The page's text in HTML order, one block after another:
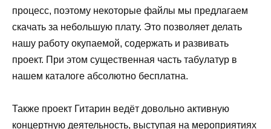
процесс, поэтому некоторые файлы мы предлагаем
скачать за небольшую плату. Это позволяет делать
нашу работу окупаемой, содержать и развивать
проект. При этом существенная часть табулатур в
нашем каталоге абсолютно бесплатна.
Также проект Гитарин ведёт довольно активную
концертную деятельность, выступая на мероприятиях